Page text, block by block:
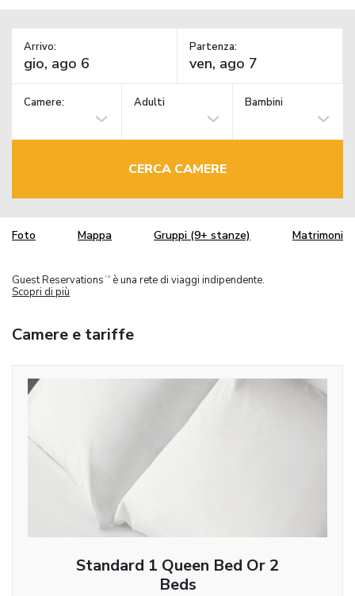
Arrivo: Partenza:
Camere: Adulti Bambini
CERCA CAMERE
Foto Mappa Gruppi (9+ stanze) Matrimoni
Guest Reservations TM
è una rete di viaggi indipendente.
Scopri di più
Camere e tariffe
Standard 1 Queen Bed Or 2
Beds